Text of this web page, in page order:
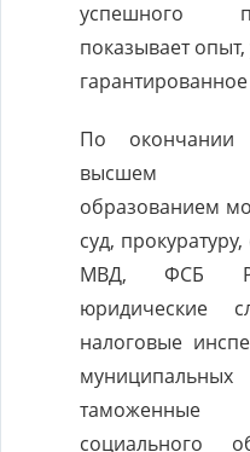
успешного
показывает
По
высшем
образованием
суд,
МВД, ФСБ
юридические
налоговые
таможенные
социального